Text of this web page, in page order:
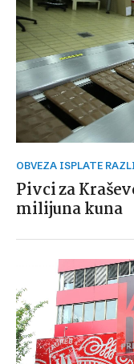
OBVEZA ISPLATE
Pivci za
milijuna kuna